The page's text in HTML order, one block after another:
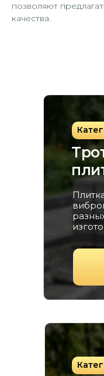
позволяют
качества.